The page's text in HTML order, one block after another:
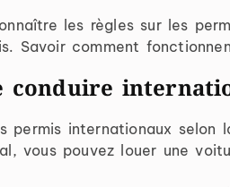
les règles sur les
Savoir comment
conduire
permis internationaux selon
vous pouvez louer une